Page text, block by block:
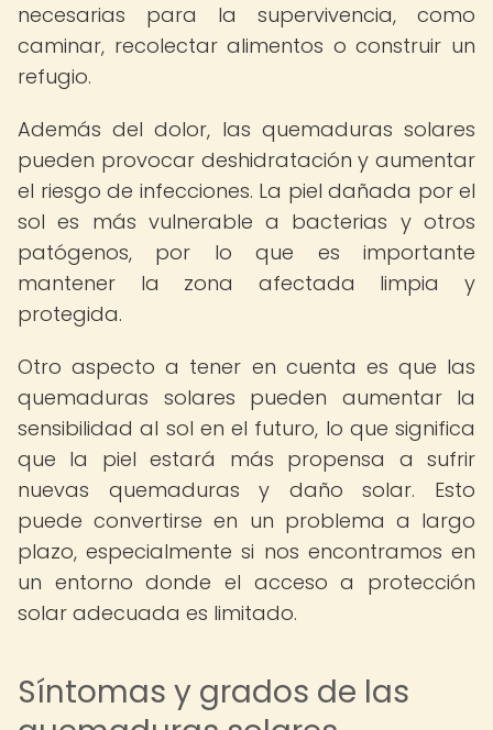
necesarias para la supervivencia, como
caminar, recolectar alimentos o construir un
refugio.
Además del dolor, las quemaduras solares
pueden provocar deshidratación y aumentar
el riesgo de infecciones. La piel dañada por el
sol es más vulnerable a bacterias y otros
patógenos, por lo que es importante
mantener la zona afectada limpia y
protegida.
Otro aspecto a tener en cuenta es que las
quemaduras solares pueden aumentar la
sensibilidad al sol en el futuro, lo que significa
que la piel estará más propensa a sufrir
nuevas quemaduras y daño solar. Esto
puede convertirse en un problema a largo
plazo, especialmente si nos encontramos en
un entorno donde el acceso a protección
solar adecuada es limitado.
Síntomas y grados de las